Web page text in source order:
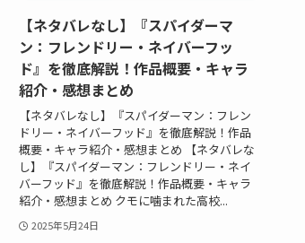
【ネタバレなし】『スパイダーマ
ン：フレンドリー・ネイバーフッ
ド』を徹底解説！作品概要・キャラ
紹介・感想まとめ
【ネタバレなし】『スパイダーマン：フレン
ドリー・ネイバーフッド』を徹底解説！作品
概要・キャラ紹介・感想まとめ 【ネタバレな
し】『スパイダーマン：フレンドリー・ネイ
バーフッド』を徹底解説！作品概要・キャラ
紹介・感想まとめ クモに噛まれた高校...
2025年5月24日